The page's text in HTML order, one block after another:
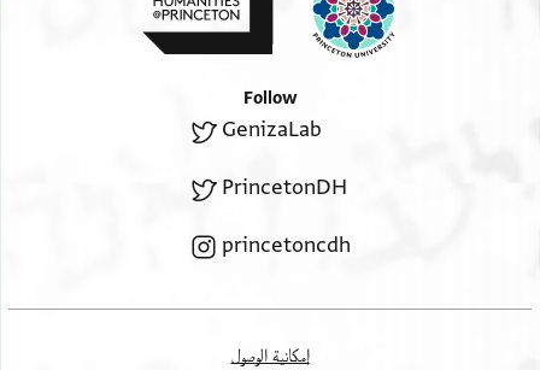
Follow
GenizaLab
PrincetonDH
princetoncdh
إمكانية الوصول